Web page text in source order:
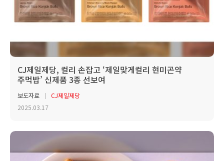
CJ제일제당, 컬리 손잡고 ‘제일맞게컬리 현미곤약
주먹밥’ 신제품 3종 선보여
보도자료
CJ제일제당
2025.03.17